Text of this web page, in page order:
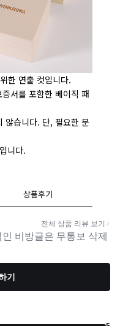
한 연출 컷입니다.
서를 포함한 베이직 패
않습니다. 단, 필요한 분
니다.
상품후기